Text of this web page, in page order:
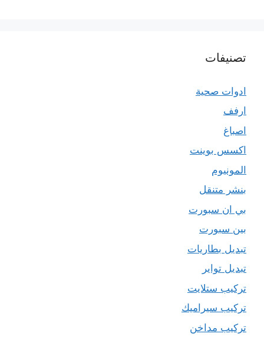
تصنيفات
ادوات صحية
ارفف
اصباغ
اكسس بوينت
المونيوم
بنشر متنقل
بي ان سبورت
بين سبورت
تبديل بطاريات
تبديل تواير
تركيب ستلايت
تركيب سيراميك
تركيب مداخن